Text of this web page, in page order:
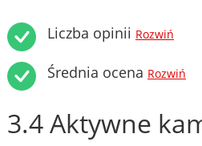
Liczba opinii Rozwiń
Średnia ocena Rozwiń
3.4 Aktywne